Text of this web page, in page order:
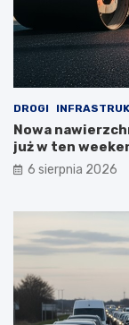
DROGI
Nowa
już w ten
6 sierpnia 2026